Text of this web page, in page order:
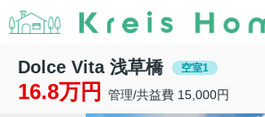
Dolce Vita 浅草橋 空室1
16.8万円 管理/共益費 15,000円